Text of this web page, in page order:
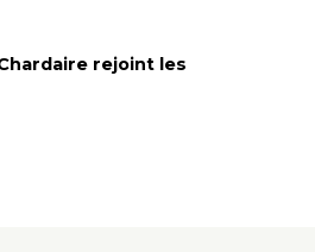
rejoint les